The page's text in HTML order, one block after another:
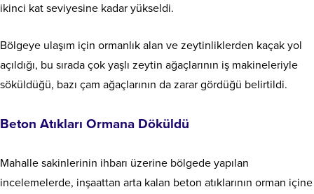
ikinci kat seviyesine kadar yükseldi.
Bölgeye ulaşım için ormanlık alan ve zeytinliklerden kaçak yol
açıldığı, bu sırada çok yaşlı zeytin ağaçlarının iş makineleriyle
söküldüğü, bazı çam ağaçlarının da zarar gördüğü belirtildi.
Beton Atıkları Ormana Döküldü
Mahalle sakinlerinin ihbarı üzerine bölgede yapılan
incelemelerde, inşaattan arta kalan beton atıklarının orman içine